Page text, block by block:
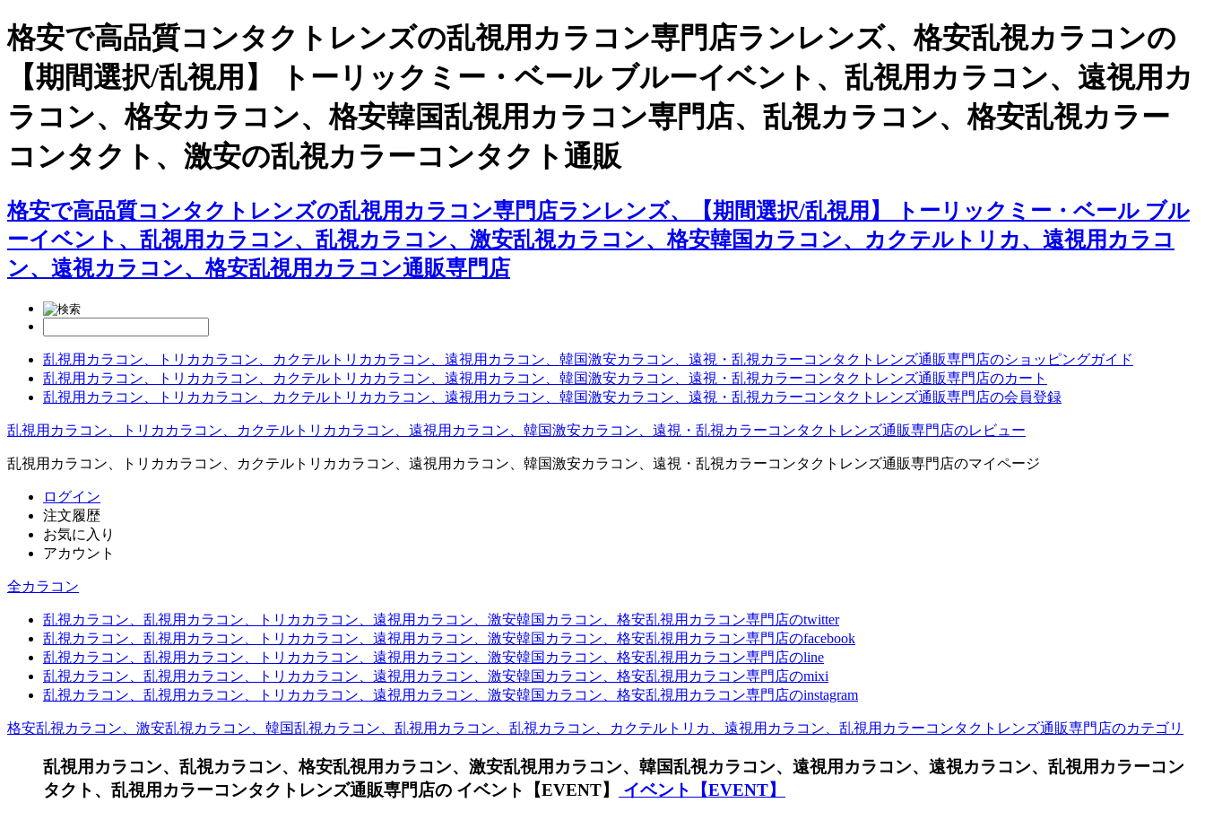
格安で高品質コンタクトレンズの乱視用カラコン専門店ランレンズ、格安乱視カラコンの
【期間選択/乱視用】 トーリックミー・ベール ブルーイベント、乱視用カラコン、遠視用カ
ラコン、格安カラコン、格安韓国乱視用カラコン専門店、乱視カラコン、格安乱視カラー
コンタクト、激安の乱視カラーコンタクト通販
格安で高品質コンタクトレンズの乱視用カラコン専門店ランレンズ、【期間選択/乱視用】 トーリックミー・ベール ブル
ーイベント、乱視用カラコン、乱視カラコン、激安乱視カラコン、格安韓国カラコン、カクテルトリカ、遠視用カラコ
ン、遠視カラコン、格安乱視用カラコン通販専門店
乱視用カラコン、トリカカラコン、カクテルトリカカラコン、遠視用カラコン、韓国激安カラコン、遠視・乱視カラーコンタクトレンズ通販専門店のショッピングガイド
乱視用カラコン、トリカカラコン、カクテルトリカカラコン、遠視用カラコン、韓国激安カラコン、遠視・乱視カラーコンタクトレンズ通販専門店のカート
乱視用カラコン、トリカカラコン、カクテルトリカカラコン、遠視用カラコン、韓国激安カラコン、遠視・乱視カラーコンタクトレンズ通販専門店の会員登録
乱視用カラコン、トリカカラコン、カクテルトリカカラコン、遠視用カラコン、韓国激安カラコン、遠視・乱視カラーコンタクトレンズ通販専門店のレビュー
乱視用カラコン、トリカカラコン、カクテルトリカカラコン、遠視用カラコン、韓国激安カラコン、遠視・乱視カラーコンタクトレンズ通販専門店のマイページ
ログイン
注文履歴
お気に入り
アカウント
全カラコン
乱視カラコン、乱視用カラコン、トリカカラコン、遠視用カラコン、激安韓国カラコン、格安乱視用カラコン専門店のtwitter
乱視カラコン、乱視用カラコン、トリカカラコン、遠視用カラコン、激安韓国カラコン、格安乱視用カラコン専門店のfacebook
乱視カラコン、乱視用カラコン、トリカカラコン、遠視用カラコン、激安韓国カラコン、格安乱視用カラコン専門店のline
乱視カラコン、乱視用カラコン、トリカカラコン、遠視用カラコン、激安韓国カラコン、格安乱視用カラコン専門店のmixi
乱視カラコン、乱視用カラコン、トリカカラコン、遠視用カラコン、激安韓国カラコン、格安乱視用カラコン専門店のinstagram
格安乱視カラコン、激安乱視カラコン、韓国乱視カラコン、乱視用カラコン、乱視カラコン、カクテルトリカ、遠視用カラコン、乱視用カラーコンタクトレンズ通販専門店のカテゴリ
乱視用カラコン、乱視カラコン、格安乱視用カラコン、激安乱視用カラコン、韓国乱視カラコン、遠視用カラコン、遠視カラコン、乱視用カラーコン
タクト、乱視用カラーコンタクトレンズ通販専門店の イベント【EVENT】
イベント【EVENT】